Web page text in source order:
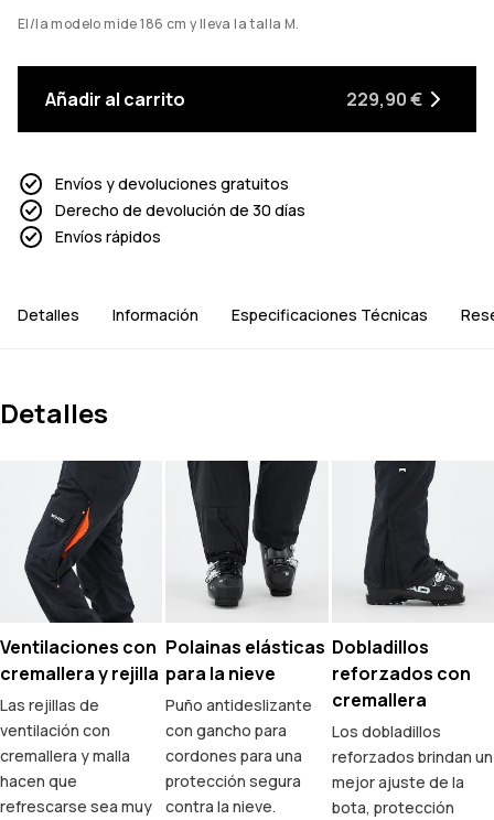
El/la modelo mide 186 cm y lleva la talla M.
Añadir al carrito 229,90 €
Envíos y devoluciones gratuitos
Derecho de devolución de 30 días
Envíos rápidos
Detalles Información Especificaciones Técnicas
Detalles
Ventilaciones con
cremallera y rejilla
Las rejillas de
ventilación con
cremallera y malla
hacen que
refrescarse sea muy
Polainas elásticas
para la nieve
Puño antideslizante
con gancho para
cordones para una
protección segura
contra la nieve.
Dobladillos
reforzados con
cremallera
Los dobladillos
reforzados brindan un
mejor ajuste de la
bota, protección